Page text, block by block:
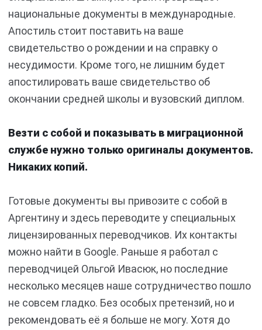
национальные документы в международные.
Апостиль стоит поставить на ваше
свидетельство о рождении и на справку о
несудимости. Кроме того, не лишним будет
апостилировать ваше свидетельство об
окончании средней школы и вузовский диплом.
Везти с собой и показывать в миграционной
службе нужно только оригиналы документов.
Никаких копий.
Готовые документы вы привозите с собой в
Аргентину и здесь переводите у специальных
лицензированных переводчиков. Их контакты
можно найти в Google. Раньше я работал с
переводчицей Ольгой Ивасюк, но последние
несколько месяцев наше сотрудничество пошло
не совсем гладко. Без особых претензий, но и
рекомендовать её я больше не могу. Хотя до